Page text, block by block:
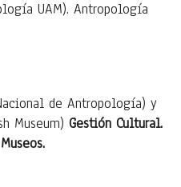
UAM). Antropología
de Antropología) y
Museum)Gestión Cultural.